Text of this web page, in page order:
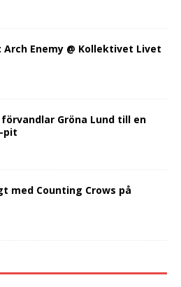
Arch Enemy @ Kollektivet Livet
Gröna Lund till en
pit
med Counting Crows på